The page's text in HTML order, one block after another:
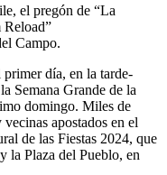
el pregón de “La
Reload”
Campo.
día, en la tarde-
Semana Grande de la
domingo. Miles de
apostados en el
de las Fiestas 2024, que
la Plaza del Pueblo, en